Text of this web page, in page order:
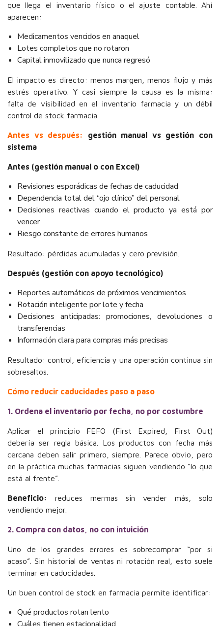
que llega el inventario físico o el ajuste contable. Ahí
aparecen:
Medicamentos vencidos en anaquel
Lotes completos que no rotaron
Capital inmovilizado que nunca regresó
El impacto es directo: menos margen, menos flujo y más
estrés operativo. Y casi siempre la causa es la misma:
falta de visibilidad en el inventario farmacia y un débil
control de stock farmacia.
Antes vs después:
gestión manual vs gestión con
sistema
Antes (gestión manual o con Excel)
Revisiones esporádicas de fechas de caducidad
Dependencia total del “ojo clínico” del personal
Decisiones reactivas cuando el producto ya está por
vencer
Riesgo constante de errores humanos
Resultado: pérdidas acumuladas y cero previsión.
Después (gestión con apoyo tecnológico)
Reportes automáticos de próximos vencimientos
Rotación inteligente por lote y fecha
Decisiones anticipadas: promociones, devoluciones o
transferencias
Información clara para compras más precisas
Resultado: control, eficiencia y una operación continua sin
sobresaltos.
Cómo reducir caducidades paso a paso
1. Ordena el inventario por fecha, no por costumbre
Aplicar el principio FEFO (First Expired, First Out)
debería ser regla básica. Los productos con fecha más
cercana deben salir primero, siempre. Parece obvio, pero
en la práctica muchas farmacias siguen vendiendo “lo que
está al frente”.
Beneficio:
reduces mermas sin vender más, solo
vendiendo mejor.
2. Compra con datos, no con intuición
Uno de los grandes errores es sobrecomprar “por si
acaso”. Sin historial de ventas ni rotación real, esto suele
terminar en caducidades.
Un buen control de stock en farmacia permite identificar:
Qué productos rotan lento